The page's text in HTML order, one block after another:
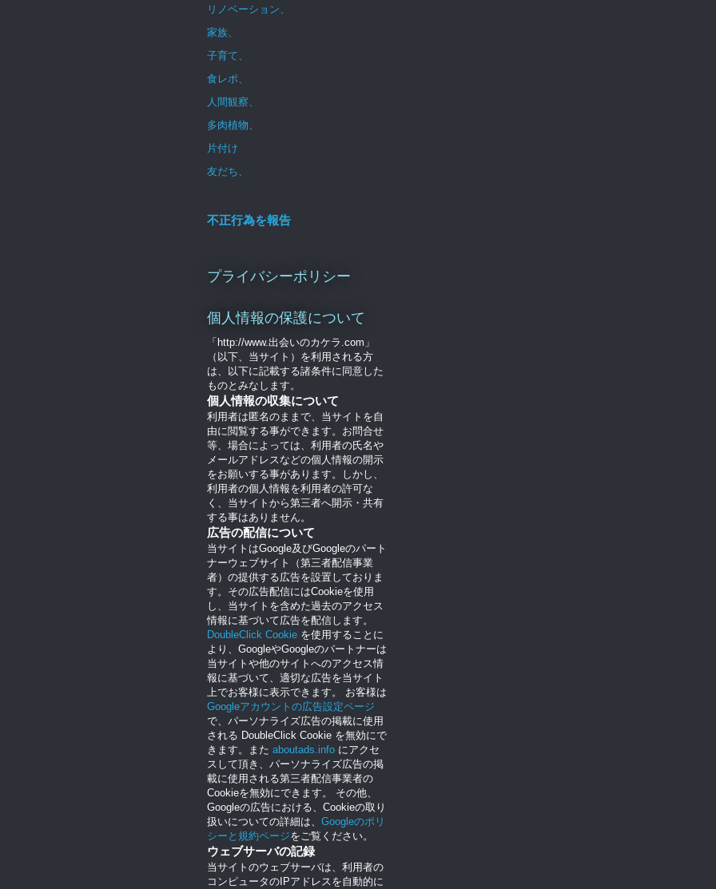
リノベーション、
家族、
子育て、
食レポ、
人間観察、
多肉植物、
片付け
友だち、
不正行為を報告
プライバシーポリシー
個人情報の保護について
「http://www.出会いのカケラ.com」
（以下、当サイト）を利用される方
は、以下に記載する諸条件に同意した
ものとみなします。
個人情報の収集について
利用者は匿名のままで、当サイトを自
由に閲覧する事ができます。お問合せ
等、場合によっては、利用者の氏名や
メールアドレスなどの個人情報の開示
をお願いする事があります。しかし、
利用者の個人情報を利用者の許可な
く、当サイトから第三者へ開示・共有
する事はありません。
広告の配信について
当サイトはGoogle及びGoogleのパート
ナーウェブサイト（第三者配信事業
者）の提供する広告を設置しておりま
す。その広告配信にはCookieを使用
し、当サイトを含めた過去のアクセス
情報に基づいて広告を配信します。
DoubleClick Cookie を使用することに
より、GoogleやGoogleのパートナーは
当サイトや他のサイトへのアクセス情
報に基づいて、適切な広告を当サイト
上でお客様に表示できます。 お客様は
Googleアカウントの広告設定ページ
で、パーソナライズ広告の掲載に使用
される DoubleClick Cookie を無効にで
きます。また aboutads.info にアクセ
スして頂き、パーソナライズ広告の掲
載に使用される第三者配信事業者の
Cookieを無効にできます。 その他、
Googleの広告における、Cookieの取り
扱いについての詳細は、 Googleのポリ
シーと規約ページをご覧ください。
ウェブサーバの記録
当サイトのウェブサーバは、利用者の
コンピュータのIPアドレスを自動的に